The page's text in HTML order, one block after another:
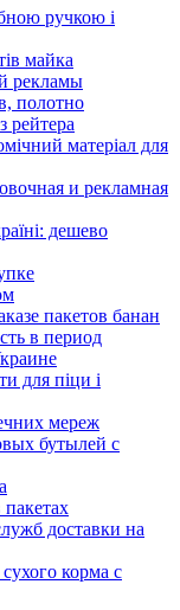
ручкою і
майка
рекламы
полотно
рейтера
матеріал для
и рекламная
дешево
пакетов банан
в период
для піци і
мереж
бутылей с
пакетах
доставки на
корма с